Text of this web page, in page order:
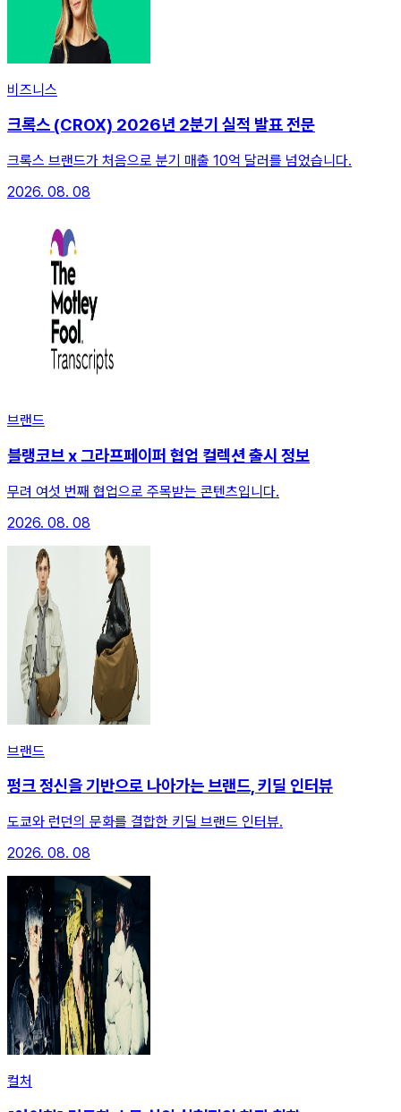
비즈니스
크록스 (CROX) 2026년 2분기 실적 발표 전문
크록스 브랜드가 처음으로 분기 매출 10억 달러를 넘었습니다.
2026. 08. 08
브랜드
블랭코브 x 그라프페이퍼 협업 컬렉션 출시 정보
무려 여섯 번째 협업으로 주목받는 콘텐츠입니다.
2026. 08. 08
브랜드
펑크 정신을 기반으로 나아가는 브랜드, 키딜 인터뷰
도쿄와 런던의 문화를 결합한 키딜 브랜드 인터뷰.
2026. 08. 08
컬처